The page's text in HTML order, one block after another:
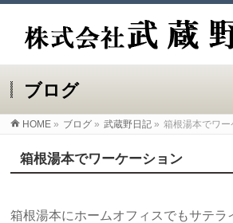
ブログ
HOME » ブログ » 武蔵野日記 » 箱根湯本でワー
箱根湯本でワーケーション
箱根湯本にホームオフィスでもサテラ